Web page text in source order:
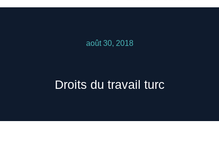
août 30, 2018
Droits du travail turc